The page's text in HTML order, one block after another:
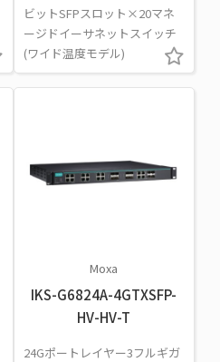
ビットSFPスロット×20マネ
ージドイーサネットスイッチ
(ワイド温度モデル)
Moxa
IKS-G6824A-4GTXSFP-
HV-HV-T
24Gポートレイヤー3フルギガ